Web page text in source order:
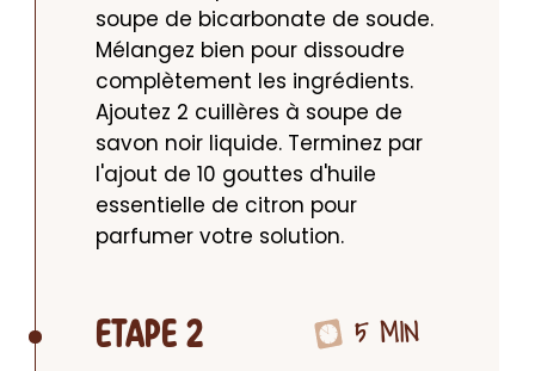
soupe de bicarbonate de soude.
Mélangez bien pour dissoudre
complètement les ingrédients.
Ajoutez 2 cuillères à soupe de
savon noir liquide. Terminez par
l'ajout de 10 gouttes d'huile
essentielle de citron pour
parfumer votre solution.
ETAPE 2 5 MIN